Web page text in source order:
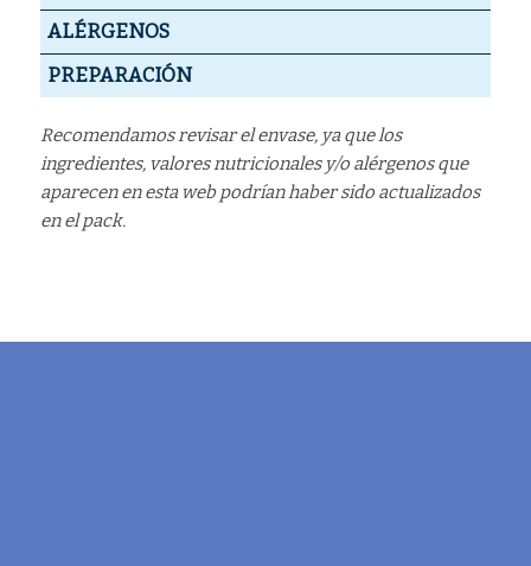
ALÉRGENOS
PREPARACIÓN
Recomendamos revisar el envase, ya que los
ingredientes, valores nutricionales y/o alérgenos que
aparecen en esta web podrían haber sido actualizados
en el pack.